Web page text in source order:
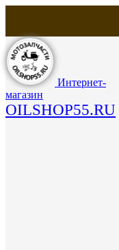
Интернет-
магазин
OILSHOP55.RU